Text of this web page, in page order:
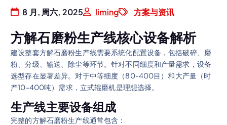
8 月, 周六, 2025 liming 方案与资讯
方解石磨粉生产线核心设备解析
建设整套方解石磨粉生产线需要系统化配置设备，包括破碎、磨
粉、分级、输送、除尘等环节。针对不同细度和产量需求，设备
选型存在显著差异。对于中等细度（80-400目）和大产量（时
产10-400吨）需求，立式辊磨机是理想选择。
生产线主要设备组成
完整的方解石磨粉生产线通常包含：